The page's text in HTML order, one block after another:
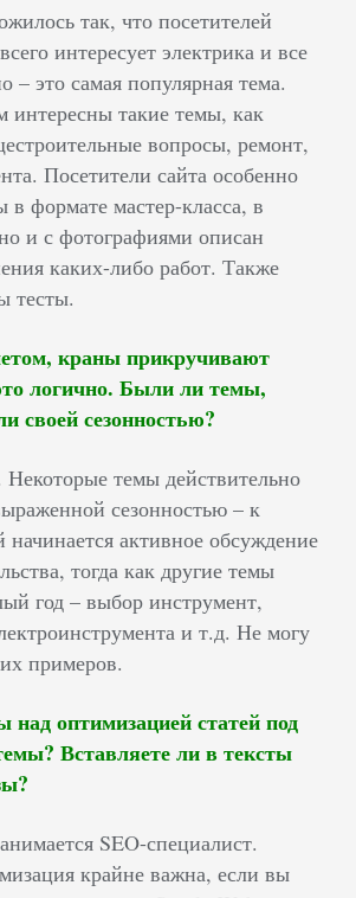
так, что посетителей
интересует электрика и все
– это самая популярная тема.
интересны такие темы, как
вопросы, ремонт,
Посетители сайта особенно
в формате мастер-класса, в
и с фотографиями описан
каких-либо работ. Также
тесты.
краны прикручивают
логично. Были ли темы,
своей сезонностью?
Некоторые темы действительно
сезонностью – к
активное обсуждение
тогда как другие темы
год – выбор инструмент,
и т.д. Не могу
примеров.
над оптимизацией статей под
Вставляете ли в тексты
SEO-специалист.
крайне важна, если вы